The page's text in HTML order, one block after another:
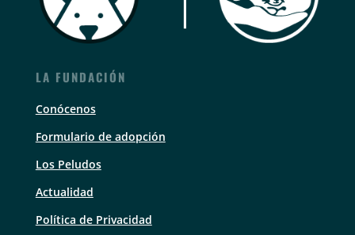
LA FUNDACIÓN
Conócenos
Formulario de adopción
Los Peludos
Actualidad
Política de Privacidad